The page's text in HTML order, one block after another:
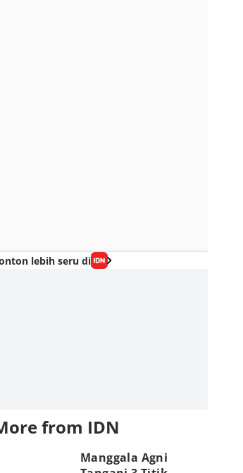
lebih seru di
from IDN
Manggala Agni